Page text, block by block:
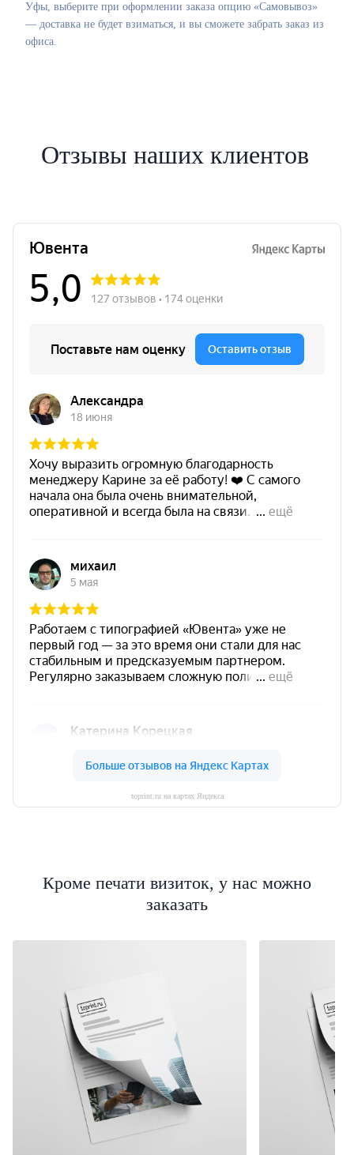
Уфы, выберите при оформлении заказа опцию «Самовывоз»
— доставка не будет взиматься, и вы сможете забрать заказ из
офиса.
Отзывы наших клиентов
toprint.ru на картах Яндекса
Кроме печати визиток, у нас можно
заказать